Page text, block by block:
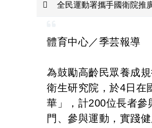
全民運動署攜手國衛院推
體育中心／季芸報導
為鼓勵高齡民眾養成
衛生研究院，於4日在
華」，計200位長者參
門、參與運動，實踐